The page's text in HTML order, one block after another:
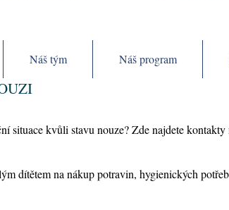
Náš tým Náš program
situace kvůli stavu nouze? Zde najdete
dítětem na nákup potravin, hygienických